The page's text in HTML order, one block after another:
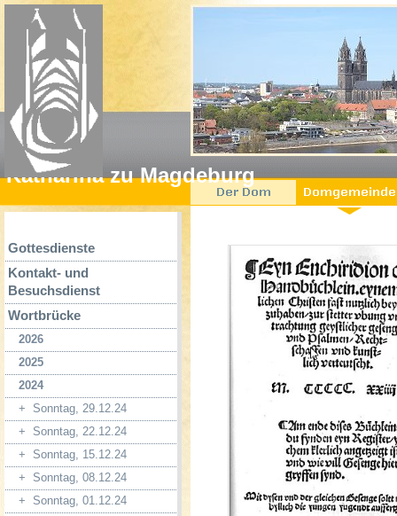
Katharina zu Magdeburg
Gottesdienste
Kontakt- und
Besuchsdienst
Wortbrücke
2026
2025
2024
+ Sonntag, 29.12.24
+ Sonntag, 22.12.24
+ Sonntag, 15.12.24
+ Sonntag, 08.12.24
+ Sonntag, 01.12.24